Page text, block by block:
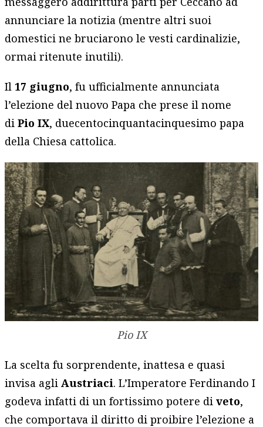
annunciare la notizia (mentre altri suoi
domestici ne bruciarono le vesti cardinalizie,
ormai ritenute inutili).
Il17 giugno, fu ufficialmente annunciata
l’elezione del nuovo Papa che prese il nome
diPio IX, duecentocinquantacinquesimo papa
della Chiesa cattolica.
Pio IX
La scelta fu sorprendente, inattesa e quasi
invisa agliAustriaci. L’Imperatore Ferdinando I
godeva infatti di un fortissimo potere diveto,
che comportava il diritto di proibire l’elezione a